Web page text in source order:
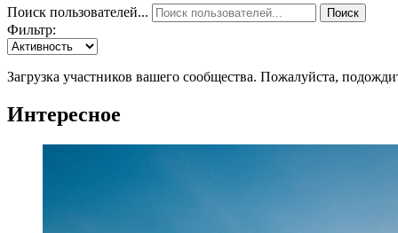
Поиск пользователей... Поиск
Фильтр:
Загрузка участников вашего сообщества. Пожалуйста,
Интересное